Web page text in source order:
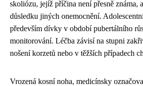
skoliózu, jejíž příčina není přesně známa,
důsledku jiných onemocnění.
především dívky v období pubertálního
monitorování. Léčba závisí na stupni
nošení korzetů nebo v těžších případech
Vrozená kosní noha, medicínsky